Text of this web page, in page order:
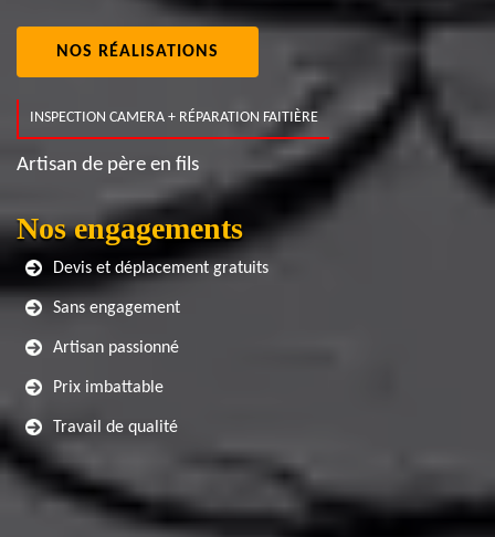
NOS RÉALISATIONS
INSPECTION CAMERA + RÉPARATION FAITIÈRE
Artisan de père en fils
Nos engagements
Devis et déplacement gratuits
Sans engagement
Artisan passionné
Prix imbattable
Travail de qualité